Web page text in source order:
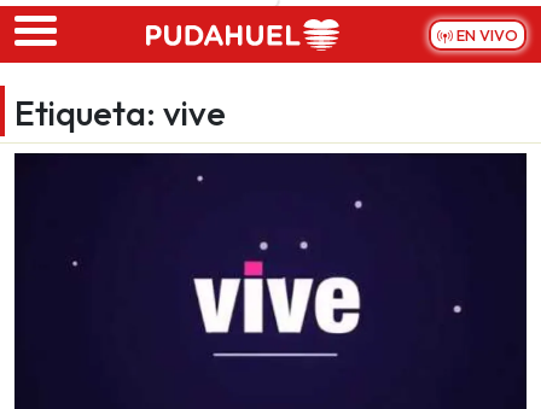
Skip to main content
EN VIVO
Etiqueta: vive